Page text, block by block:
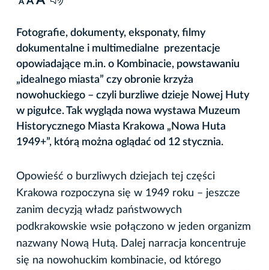
A
Fotografie, dokumenty, eksponaty, filmy
dokumentalne i multimedialne prezentacje
opowiadające m.in. o Kombinacie, powstawaniu
„idealnego miasta” czy obronie krzyża
nowohuckiego – czyli burzliwe dzieje Nowej Huty
w pigułce. Tak wygląda nowa wystawa Muzeum
Historycznego Miasta Krakowa „Nowa Huta
1949+”, którą można oglądać od 12 stycznia.
Opowieść o burzliwych dziejach tej części
Krakowa rozpoczyna się w 1949 roku – jeszcze
zanim decyzją władz państwowych
podkrakowskie wsie połączono w jeden organizm
nazwany Nową Hutą. Dalej narracja koncentruje
się na nowohuckim kombinacie, od którego